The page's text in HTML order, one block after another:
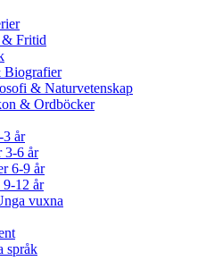
& Fritid
Biografier
& Naturvetenskap
& Ordböcker
3 år
3-6 år
6-9 år
12 år
vuxna
språk